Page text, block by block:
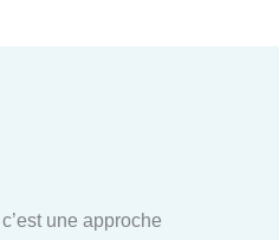
une approche